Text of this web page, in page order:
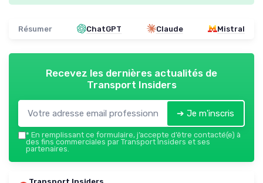
Résumer ChatGPT Claude Mistral
Recevez les dernières actualités de
Transport Insiders
➔ Je m'inscris
* En remplissant ce formulaire, j’accepte d’être contacté(e) à
des fins commerciales par Transport Insiders et ses
partenaires.